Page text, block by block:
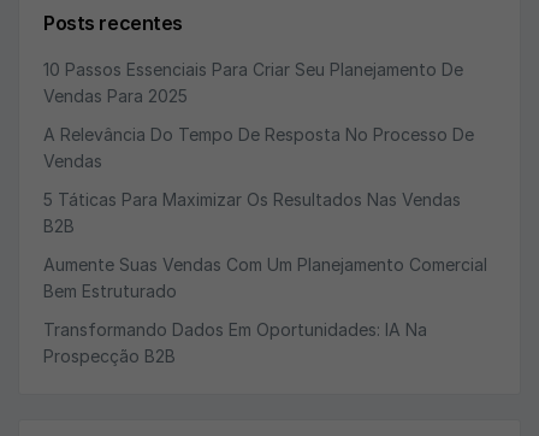
Posts recentes
10 Passos Essenciais Para Criar Seu Planejamento De
Vendas Para 2025
A Relevância Do Tempo De Resposta No Processo De
Vendas
5 Táticas Para Maximizar Os Resultados Nas Vendas
B2B
Aumente Suas Vendas Com Um Planejamento Comercial
Bem Estruturado
Transformando Dados Em Oportunidades: IA Na
Prospecção B2B